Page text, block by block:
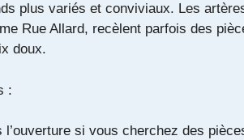
plus variés et conviviaux. Les
Rue Allard, recèlent parfois des
doux.
:
l’ouverture si vous cherchez des